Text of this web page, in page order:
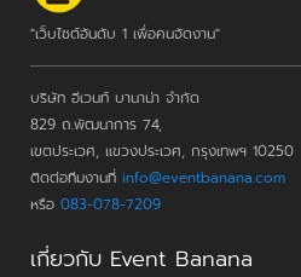
"เว็บไซต์อันดับ 1 เพื่อคนจัดงาน"
บริษัท อีเวนท์ บานาน่า จำกัด
829 ถ.พัฒนาการ 74,
เขตประเวศ, แขวงประเวศ, กรุงเทพฯ 10250
ติดต่อทีมงานที่ info@eventbanana.com
หรือ 083-078-7209
เกี่ยวกับ Event Banana